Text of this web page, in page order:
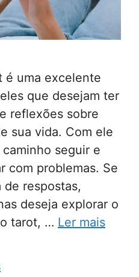
é uma excelente
que desejam ter
reflexões sobre
sua vida. Com ele
seguir e
com problemas. Se
respostas,
deseja explorar o
tarot, … Ler mais